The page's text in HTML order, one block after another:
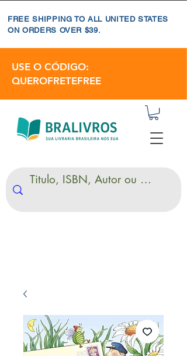
FREE SHIPPING TO ALL UNITED STATES
ON ORDERS OVER $39.
USE O CÓDIGO:
QUEROFRETEFREE